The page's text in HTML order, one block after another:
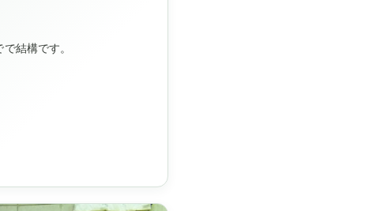
結構です。